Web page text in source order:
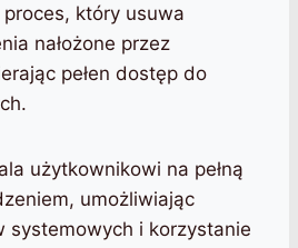
który usuwa
nałożone przez
pełen dostęp do
użytkownikowi na pełną
umożliwiając
systemowych i korzystanie